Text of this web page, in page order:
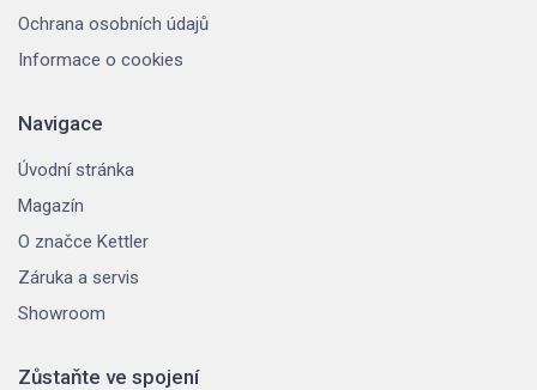
Ochrana osobních údajů
Informace o cookies
Navigace
Úvodní stránka
Magazín
O značce Kettler
Záruka a servis
Showroom
Zůstaňte ve spojení